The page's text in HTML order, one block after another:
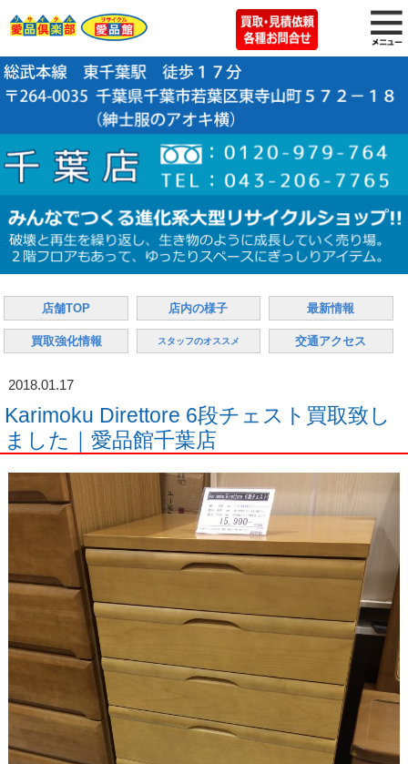
店舗TOP 店内の様子 最新情報
買取強化情報 スタッフのオススメ 交通アクセス
2018.01.17
Karimoku Direttore 6段チェスト買取致し
ました｜愛品館千葉店